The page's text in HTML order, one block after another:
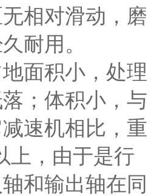
相对滑动，磨
耐用。
面积小，处理
；体积小，与
速机相比，重
上，由于是行
和输出轴在同